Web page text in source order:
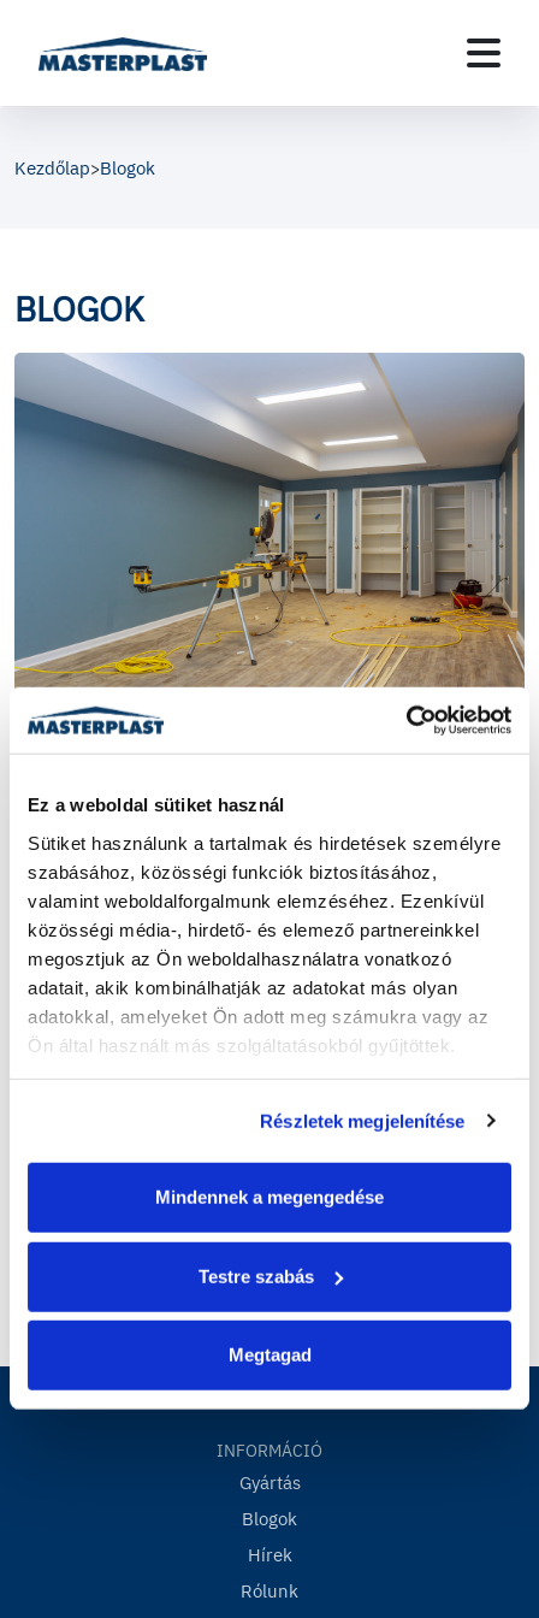
Ez a weboldal sütiket használ
Sütiket használunk a tartalmak és hirdetések személyre
szabásához, közösségi funkciók biztosításához,
valamint weboldalforgalmunk elemzéséhez. Ezenkívül
közösségi média-, hirdető- és elemező partnereinkkel
megosztjuk az Ön weboldalhasználatra vonatkozó
adatait, akik kombinálhatják az adatokat más olyan
adatokkal, amelyeket Ön adott meg számukra vagy az
Ön által használt más szolgáltatásokból gyűjtöttek.
Részletek megjelenítése
Mindennek a megengedése
Testre szabás
Megtagad
Kezdőlap>Blogok
BLOGOK
Gipszkarton méretek és
specifikációk
A gipszkartonozás egyre elterjedtebb szárazépítészeti
megoldás, főként tetőterek beépítéséhez, álmennyezetek
kialakításához, térelválasztók létrehozás...
2024. JÚNIUS 27.| 4 PERC
ELOLVASOM
INFORMÁCIÓ
Gyártás
Blogok
Hírek
Rólunk